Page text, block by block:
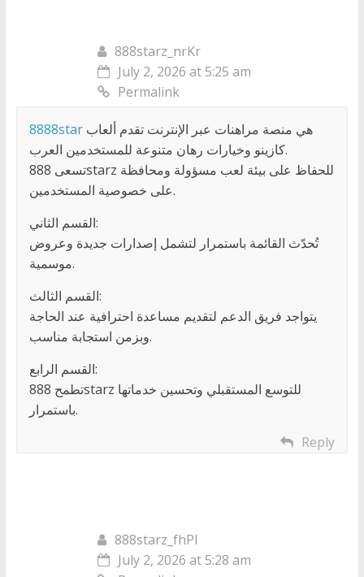
888starz_nrKr
July 2, 2026 at 5:25 am
Permalink
8888starهي منصة مراهنات عبر الإنترنت تقدم ألعاب
كازينو وخيارات رهان متنوعة للمستخدمين العرب.
تسعى 888starz للحفاظ على بيئة لعب مسؤولة ومحافظة
على خصوصية المستخدمين.
القسم الثاني:
تُحدّث القائمة باستمرار لتشمل إصدارات جديدة وعروض
موسمية.
القسم الثالث:
يتواجد فريق الدعم لتقديم مساعدة احترافية عند الحاجة
وبزمن استجابة مناسب.
القسم الرابع:
تطمح 888starz للتوسع المستقبلي وتحسين خدماتها
باستمرار.
Reply
888starz_fhPl
July 2, 2026 at 5:28 am